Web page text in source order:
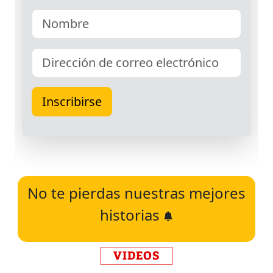
No te pierdas nuestras mejores
historias
VIDEOS